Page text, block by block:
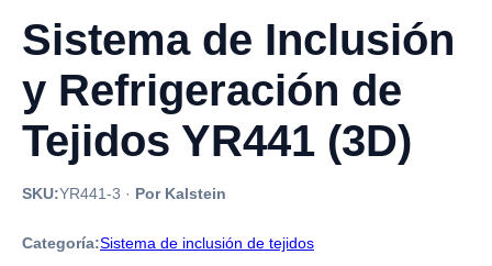
Sistema de Inclusión
y Refrigeración de
Tejidos YR441 (3D)
SKU:YR441-3 · Por Kalstein
Categoría:Sistema de inclusión de tejidos